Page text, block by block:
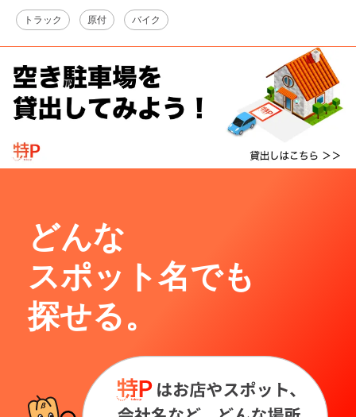
トラック 原付 バイク
どんな
スポット名でも
探せる。